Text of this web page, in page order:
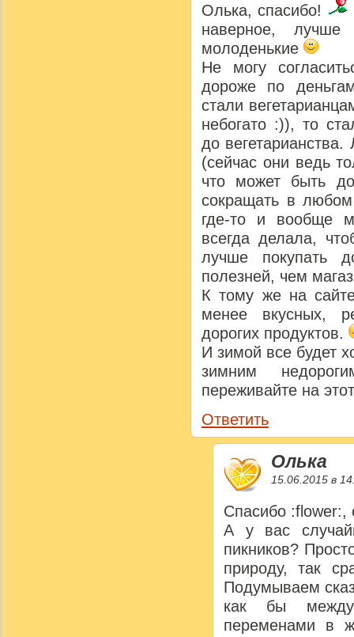
Олька, спасибо!
наверное,
молоденькие
Не могу
дороже по
стали
небогато :)), то
до
(сейчас они ведь
что может быть
сокращать в
где-то и вообще
всегда делала,
лучше покупать
полезней, чем
К тому же на
менее вкусных,
дорогих продуктов.
И зимой все будет
зимним
переживайте на
Ответить
Олька
15.06.2015 в
Спасибо
А у вас
пикников?
природу, так
Подумываем
как бы
переменами в